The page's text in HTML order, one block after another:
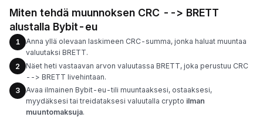
Miten tehdä muunnoksen CRC --> BRETT
alustalla Bybit-eu
1
Anna yllä olevaan laskimeen CRC-summa, jonka haluat muuntaa
valuutaksi BRETT.
2
Näet heti vastaavan arvon valuutassa BRETT, joka perustuu CRC
--> BRETT livehintaan.
3
Avaa ilmainen Bybit-eu-tili muuntaaksesi, ostaaksesi,
myydäksesi tai treidataksesi valuutalla crypto ilman
muuntomaksuja.